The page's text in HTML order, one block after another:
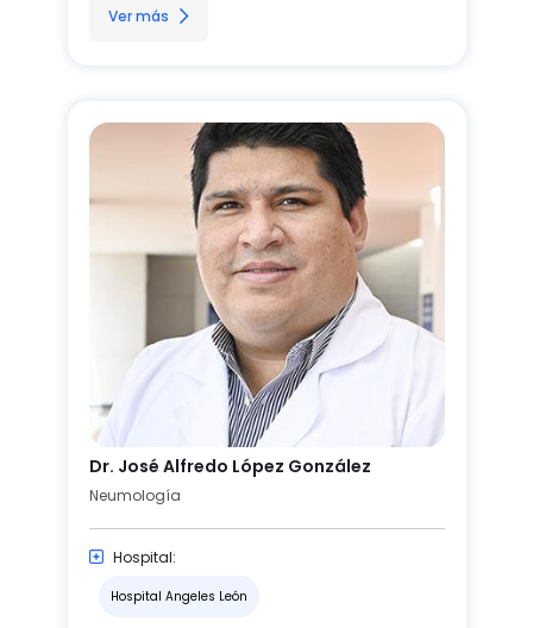
Ver más
Dr. José Alfredo López González
Neumología
Hospital:
Hospital Angeles León